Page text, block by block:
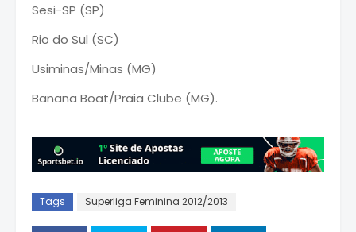
Sesi-SP (SP)
Rio do Sul (SC)
Usiminas/Minas (MG)
Banana Boat/Praia Clube (MG).
Tags Superliga Feminina 2012/2013